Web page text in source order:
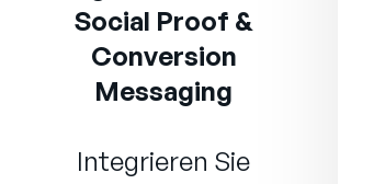
Social Proof &
Conversion
Messaging
Integrieren Sie